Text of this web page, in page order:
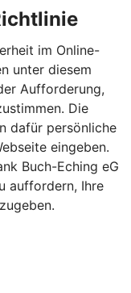
im Online-
unter diesem
Aufforderung,
Die
dafür persönliche
eingeben.
Buch-Eching eG
auffordern, Ihre